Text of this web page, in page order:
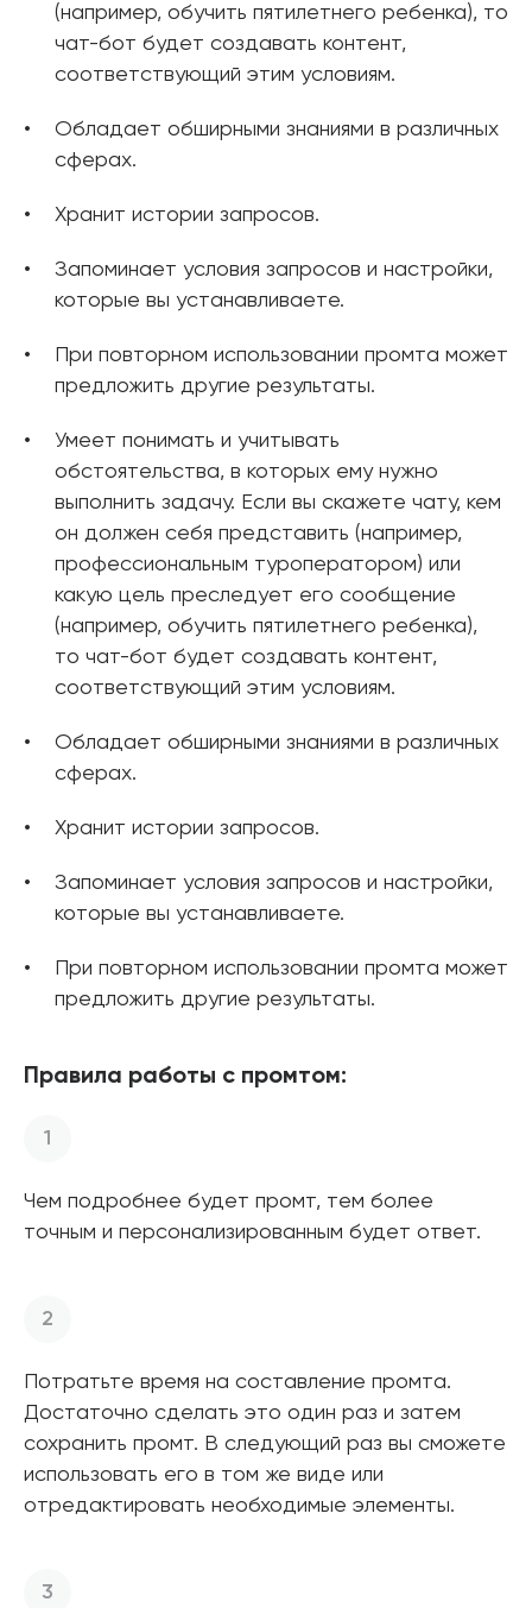
(например, обучить пятилетнего ребенка), то
чат-бот будет создавать контент,
соответствующий этим условиям.
Обладает обширными знаниями в различных
сферах.
Хранит истории запросов.
Запоминает условия запросов и настройки,
которые вы устанавливаете.
При повторном использовании промта может
предложить другие результаты.
Умеет понимать и учитывать
обстоятельства, в которых ему нужно
выполнить задачу. Если вы скажете чату, кем
он должен себя представить (например,
профессиональным туроператором) или
какую цель преследует его сообщение
(например, обучить пятилетнего ребенка),
то чат-бот будет создавать контент,
соответствующий этим условиям.
Обладает обширными знаниями в различных
сферах.
Хранит истории запросов.
Запоминает условия запросов и настройки,
которые вы устанавливаете.
При повторном использовании промта может
предложить другие результаты.
Правила работы с промтом:
Чем подробнее будет промт, тем более
точным и персонализированным будет ответ.
Потратьте время на составление промта.
Достаточно сделать это один раз и затем
сохранить промт. В следующий раз вы сможете
использовать его в том же виде или
отредактировать необходимые элементы.